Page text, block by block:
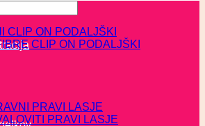
CLIP ON PODALJŠKI
CLIP ON PODALJŠKI
PRAVI LASJE
PRAVI LASJE